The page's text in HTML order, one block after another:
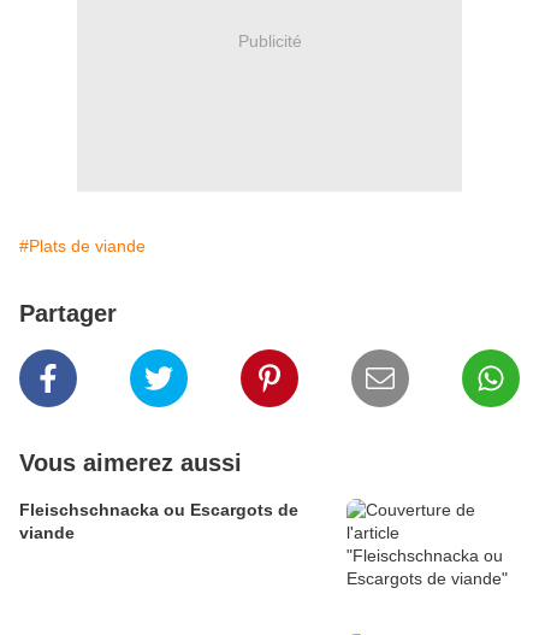
Publicité
#Plats de viande
Partager
Vous aimerez aussi
Fleischschnacka ou Escargots de
viande